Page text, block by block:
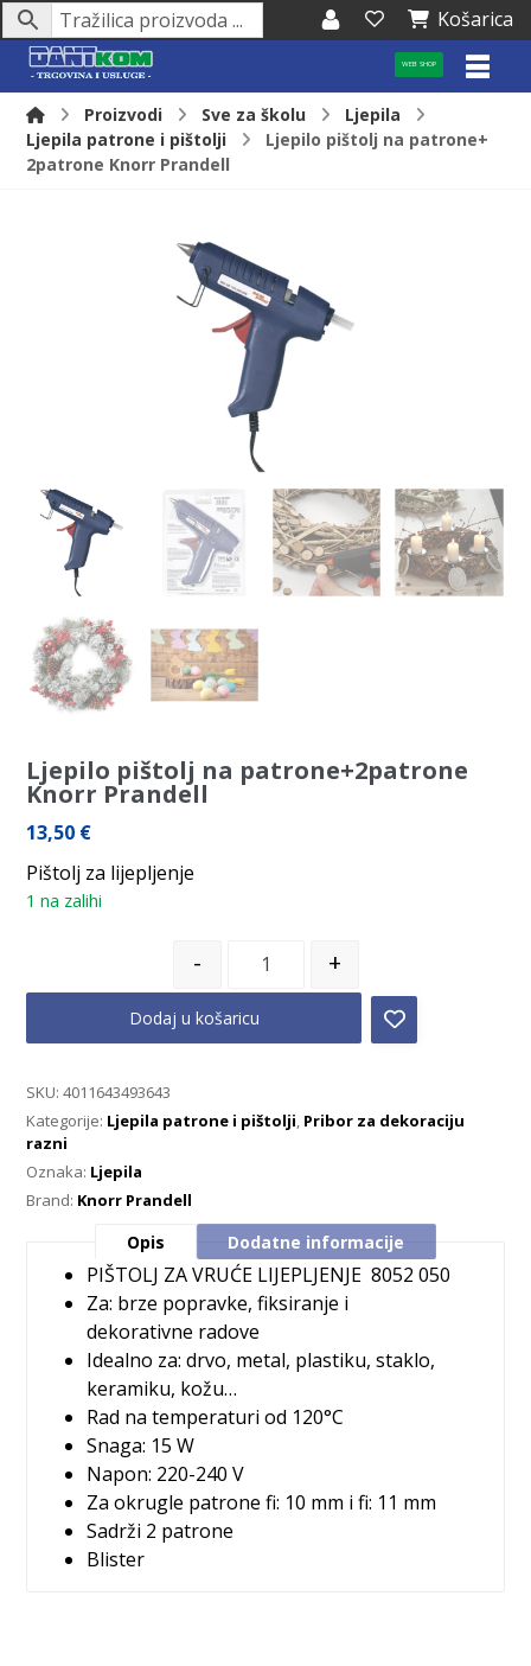
Košarica
WEB SHOP
Proizvodi Sve za školu
Ljepila
Ljepila patrone i pištolji
Ljepilo pištolj na patrone+
2patrone Knorr Prandell
Ljepilo pištolj na patrone+2patrone
Knorr Prandell
13,50 €
Pištolj za lijepljenje
1 na zalihi
- +
Dodaj u košaricu
SKU:4011643493643
Kategorije: Ljepila patrone i pištolji Pribor za dekoraciju
razni
Oznaka: Ljepila
Brand: Knorr Prandell
Opis Dodatne informacije
PIŠTOLJ ZA VRUĆE LIJEPLJENJE 8052 050
Za: brze popravke, fiksiranje i
dekorativne radove
Idealno za: drvo, metal, plastiku, staklo,
keramiku, kožu…
Rad na temperaturi od 120°C
Snaga: 15 W
Napon: 220-240 V
Za okrugle patrone fi: 10 mm i fi: 11 mm
Sadrži 2 patrone
Blister